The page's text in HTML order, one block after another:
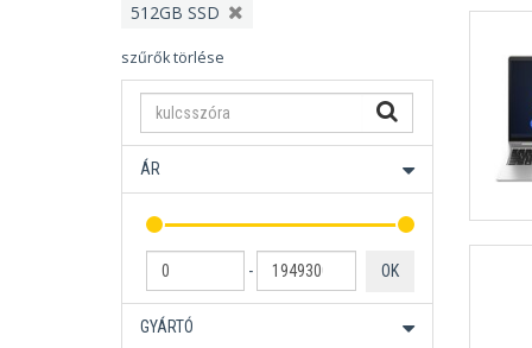
512GB SSD
szűrők törlése
ÁR
- OK
GYÁRTÓ